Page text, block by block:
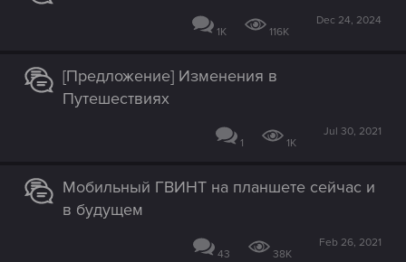
1K 116K
Dec 24, 2024
[Предложение] Изменения в
Путешествиях
1 1K
Jul 30, 2021
Мобильный ГВИНТ на планшете сейчас и
в будущем
43 38K
Feb 26, 2021